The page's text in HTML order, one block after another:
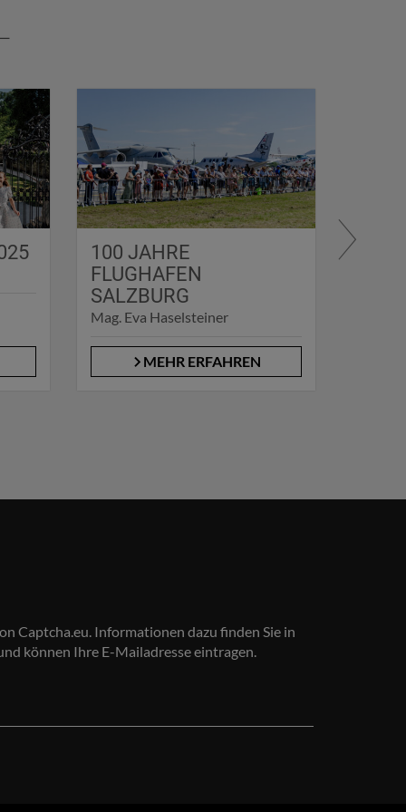
100 JAHRE
FLUGHAFEN
SALZBURG
Mag. Eva Haselsteiner
MEHR ERFAHREN
Captcha.eu. Informationen dazu finden Sie in
können Ihre E-Mailadresse eintragen.